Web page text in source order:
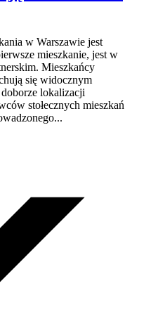
w Warszawie jest
mieszkanie, jest w
Mieszkańcy
się widocznym
lokalizacji
stołecznych mieszkań